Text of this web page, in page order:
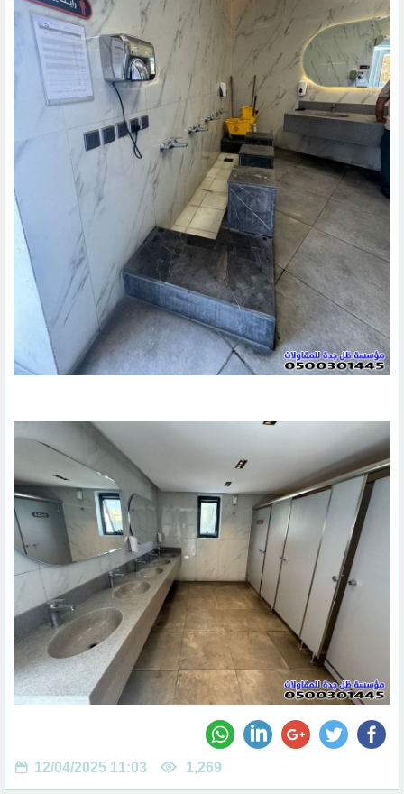
12/04/2025 11:03 1,269